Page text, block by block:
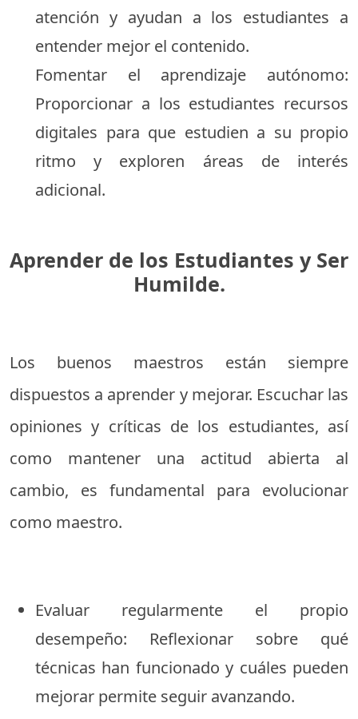
atención y ayudan a los estudiantes a
entender mejor el contenido.
Fomentar el aprendizaje autónomo:
Proporcionar a los estudiantes recursos
digitales para que estudien a su propio
ritmo y exploren áreas de interés
adicional.
Aprender de los Estudiantes y Ser
Humilde.
Los buenos maestros están siempre
dispuestos a aprender y mejorar. Escuchar las
opiniones y críticas de los estudiantes, así
como mantener una actitud abierta al
cambio, es fundamental para evolucionar
como maestro.
Evaluar regularmente el propio
desempeño: Reflexionar sobre qué
técnicas han funcionado y cuáles pueden
mejorar permite seguir avanzando.